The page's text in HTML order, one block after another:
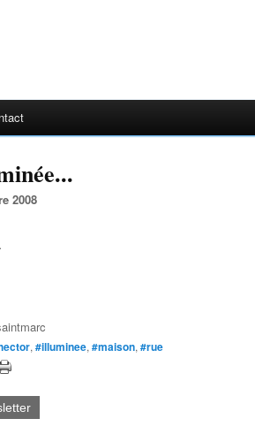
2008
, #illuminee, #maison, #rue